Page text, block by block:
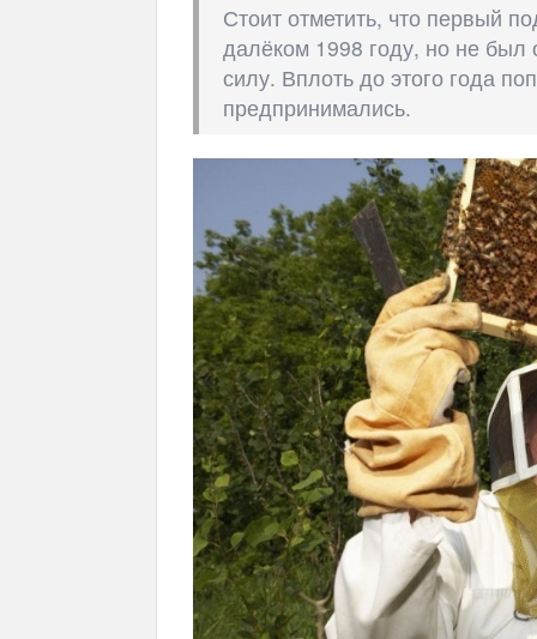
Стоит отметить, что первый
далёком 1998 году, но не был
силу. Вплоть до этого года
предпринимались.